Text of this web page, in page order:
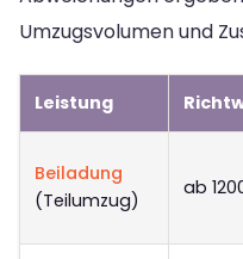
Umzugsvolumen und
Leistung
Beiladung
(Teilumzug)
ab